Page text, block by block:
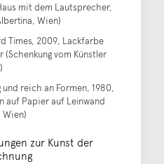
mit dem Lautsprecher,
Wien)
Times, 2009, Lackfarbe
(Schenkung vom Künstler
und reich an Formen, 1980,
auf Papier auf Leinwand
zur Kunst der